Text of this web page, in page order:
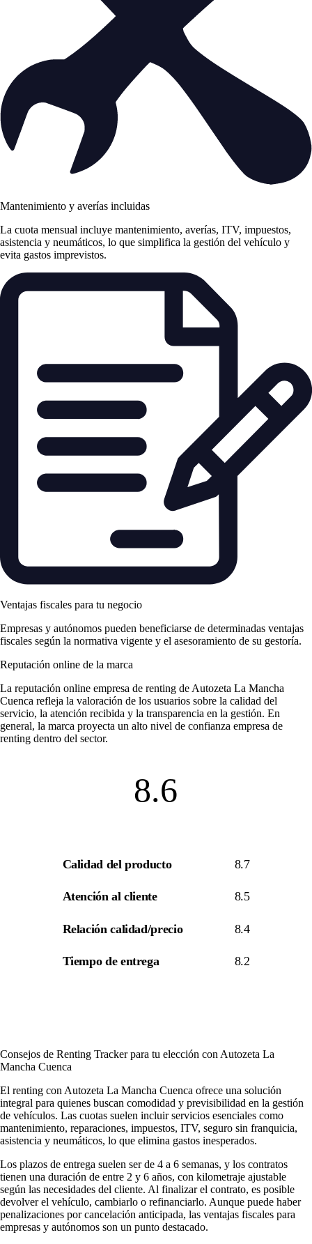
Mantenimiento y averías incluidas
La cuota mensual incluye mantenimiento, averías, ITV, impuestos,
asistencia y neumáticos, lo que simplifica la gestión del vehículo y
evita gastos imprevistos.
Ventajas fiscales para tu negocio
Empresas y autónomos pueden beneficiarse de determinadas ventajas
fiscales según la normativa vigente y el asesoramiento de su gestoría.
Reputación online de la marca
La reputación online empresa de renting de Autozeta La Mancha
Cuenca refleja la valoración de los usuarios sobre la calidad del
servicio, la atención recibida y la transparencia en la gestión. En
general, la marca proyecta un alto nivel de confianza empresa de
renting dentro del sector.
8.6
Calidad del producto 8.7
Atención al cliente 8.5
Relación calidad/precio 8.4
Tiempo de entrega 8.2
Consejos de Renting Tracker para tu elección con Autozeta La
Mancha Cuenca
El renting con Autozeta La Mancha Cuenca ofrece una solución
integral para quienes buscan comodidad y previsibilidad en la gestión
de vehículos. Las cuotas suelen incluir servicios esenciales como
mantenimiento, reparaciones, impuestos, ITV, seguro sin franquicia,
asistencia y neumáticos, lo que elimina gastos inesperados.
Los plazos de entrega suelen ser de 4 a 6 semanas, y los contratos
tienen una duración de entre 2 y 6 años, con kilometraje ajustable
según las necesidades del cliente. Al finalizar el contrato, es posible
devolver el vehículo, cambiarlo o refinanciarlo. Aunque puede haber
penalizaciones por cancelación anticipada, las ventajas fiscales para
empresas y autónomos son un punto destacado.